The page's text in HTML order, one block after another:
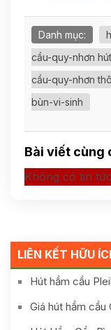
LIÊN KẾT HỮU
Hút hầm cầu
Giá hút hầm cầu
Danh mục:
cầu-quy-nhơn
cầu-quy-nhơn
bùn-vi-sinh
Bài viết cùng
Không có tin